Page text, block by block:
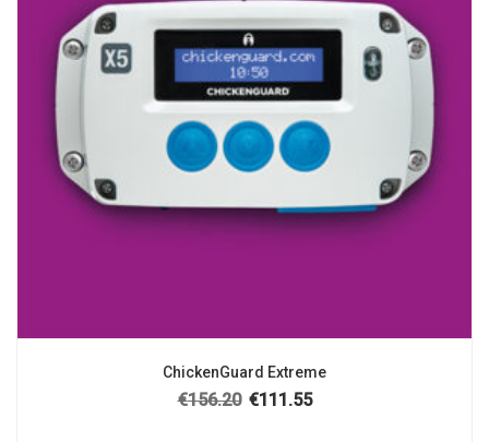
ChickenGuard Extreme
€156.20 Oorspronkelijke prijs was: €156.20.
€111.55Huidige prijs is: €111.55.